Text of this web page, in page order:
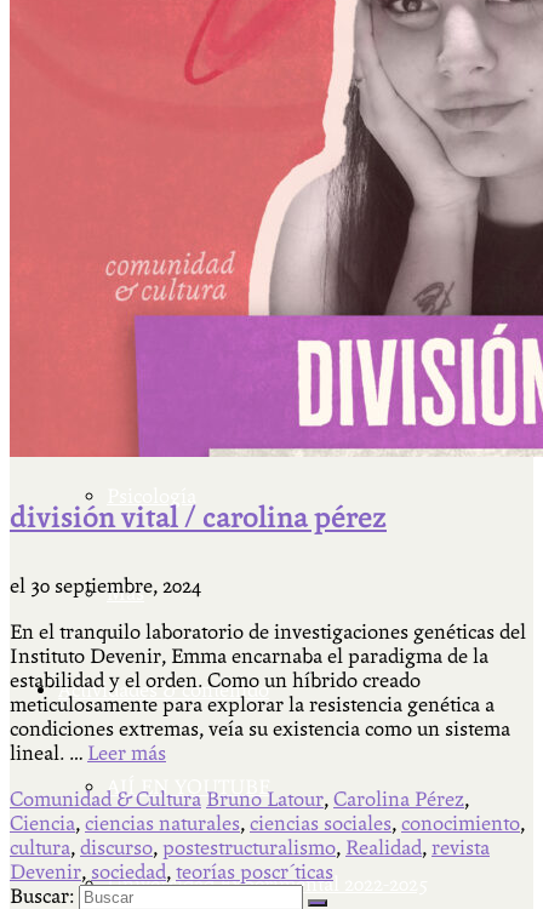
Escriben & participan
Literatura
Filosofía
Más
Actividades & contenido
AJÍ EN YOUTUBE
Universidad Experimental 2022-2025
división vital / carolina pérez
el 30 septiembre, 2024
En el tranquilo laboratorio de investigaciones genéticas del
Instituto Devenir, Emma encarnaba el paradigma de la
estabilidad y el orden. Como un híbrido creado
meticulosamente para explorar la resistencia genética a
condiciones extremas, veía su existencia como un sistema
lineal. … Leer más
Comunidad & Cultura Bruno Latour, Carolina Pérez,
Ciencia, ciencias naturales, ciencias sociales, conocimiento,
cultura, discurso, postestructuralismo, Realidad, revista
Devenir, sociedad, teorías poscr´ticas
Buscar: